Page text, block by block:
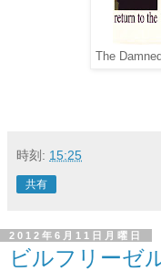
The
時刻: 15:25
共有
2012年6月11日月曜日
ビルフリーゼ